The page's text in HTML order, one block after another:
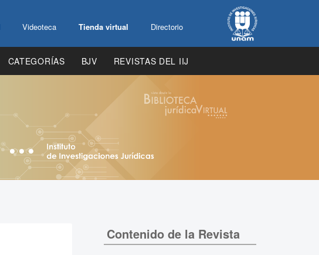
Videoteca Tienda virtual Directorio
CATEGORÍAS BJV REVISTAS DEL IIJ
Contenido de la Revista